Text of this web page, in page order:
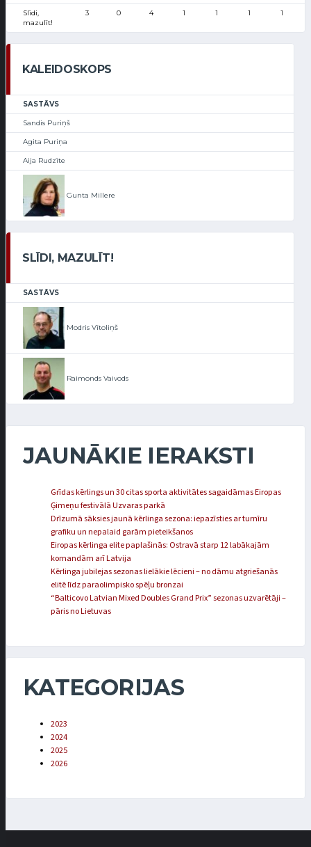
Slīdi,
mazulīt!
3 0 4 1 1 1 1
KALEIDOSKOPS
SASTĀVS
Sandis Puriņš
Agita Puriņa
Aija Rudzīte
Gunta Millere
SLĪDI, MAZULĪT!
SASTĀVS
Modris Vītoliņš
Raimonds Vaivods
JAUNĀKIE IERAKSTI
Grīdas kērlings un 30 citas sporta aktivitātes sagaidāmas Eiropas
Ģimeņu festivālā Uzvaras parkā
Drīzumā sāksies jaunā kērlinga sezona: iepazīsties ar turnīru
grafiku un nepalaid garām pieteikšanos
Eiropas kērlinga elite paplašinās: Ostravā starp 12 labākajām
komandām arī Latvija
Kērlinga jubilejas sezonas lielākie lēcieni – no dāmu atgriešanās
elitē līdz paraolimpisko spēļu bronzai
“Balticovo Latvian Mixed Doubles Grand Prix” sezonas uzvarētāji –
pāris no Lietuvas
KATEGORIJAS
2023
2024
2025
2026